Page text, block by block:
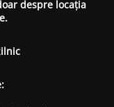
despre locația